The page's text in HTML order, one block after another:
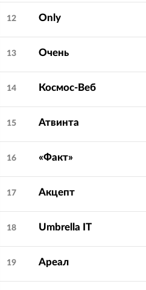
12 Only
13 Очень
14 Космос-Веб
15 Атвинта
16 «Факт»
17 Акцепт
18 Umbrella IT
19 Ареал